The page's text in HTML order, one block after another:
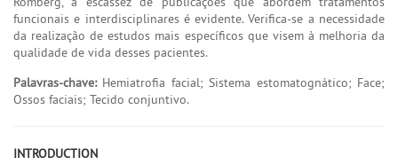
funcionais e interdisciplinares é evidente. Verifica-se a necessidade
da realização de estudos mais específicos que visem à melhoria da
qualidade de vida desses pacientes.
Palavras-chave:Hemiatrofia facial; Sistema estomatognático; Face;
Ossos faciais; Tecido conjuntivo.
INTRODUCTION